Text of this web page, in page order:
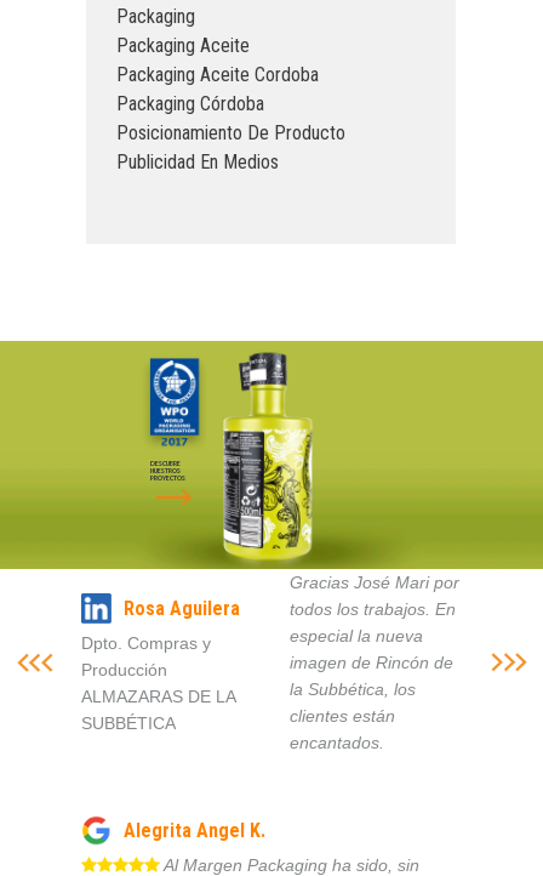
Packaging
Packaging Aceite
Packaging Aceite Cordoba
Packaging Córdoba
Posicionamiento De Producto
Publicidad En Medios
DESCUBRE
NUESTROS
PROYECTOS
Rosa Aguilera
Dpto. Compras y
Producción
ALMAZARAS DE LA
SUBBÉTICA
Gracias José Mari por
todos los trabajos. En
especial la nueva
imagen de Rincón de
la Subbética, los
clientes están
encantados.
Alegrita Angel K.
Al Margen Packaging ha sido, sin